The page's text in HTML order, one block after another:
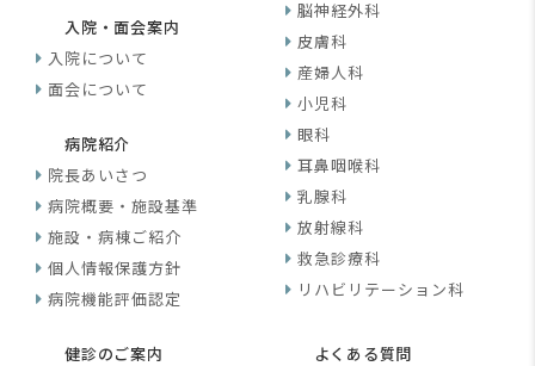
入院・面会案内
入院について
面会について
病院紹介
院長あいさつ
病院概要・施設基準
施設・病棟ご紹介
個人情報保護方針
病院機能評価認定
脳神経外科
皮膚科
産婦人科
小児科
眼科
耳鼻咽喉科
乳腺科
放射線科
救急診療科
リハビリテーション科
健診のご案内
よくある質問